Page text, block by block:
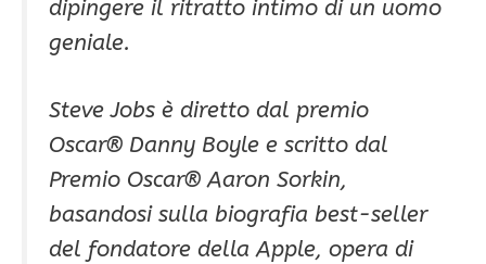
dipingere il ritratto intimo di un uomo
geniale.
Steve Jobs è diretto dal premio
Oscar® Danny Boyle e scritto dal
Premio Oscar® Aaron Sorkin,
basandosi sulla biografia best-seller
del fondatore della Apple, opera di